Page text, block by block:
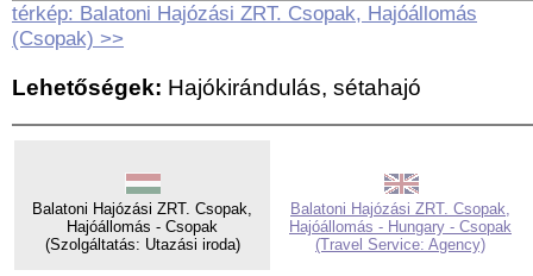
térkép: Balatoni Hajózási ZRT. Csopak, Hajóállomás
(Csopak) >>
Lehetőségek: Hajókirándulás, sétahajó
Balatoni Hajózási ZRT. Csopak,
Hajóállomás - Csopak
(Szolgáltatás: Utazási iroda)
Balatoni Hajózási ZRT. Csopak,
Hajóállomás - Hungary - Csopak
(Travel Service: Agency)